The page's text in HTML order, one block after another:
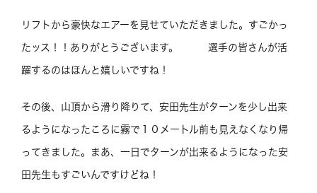
リフトから豪快なエアーを見せていただきました。すごかっ
たッス！！ありがとうございます。 選手の皆さんが活
躍するのはほんと嬉しいですね！
その後、山頂から滑り降りて、安田先生がターンを少し出来
るようになったころに霧で１０メートル前も見えなくなり帰
ってきました。まあ、一日でターンが出来るようになった安
田先生もすごいんですけどね！